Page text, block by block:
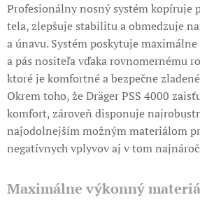
Profesionálny nosný systém kopíruje
tela, zlepšuje stabilitu a obmedzuje
a únavu. Systém poskytuje
a pás nositeľa vďaka rovnomernému
ktoré je komfortné a bezpečne
Okrem toho, že Dräger PSS 4000
komfort, zároveň disponuje
najodolnejším možným materiálom
negatívnych vplyvov aj v tom
Maximálne výkonný